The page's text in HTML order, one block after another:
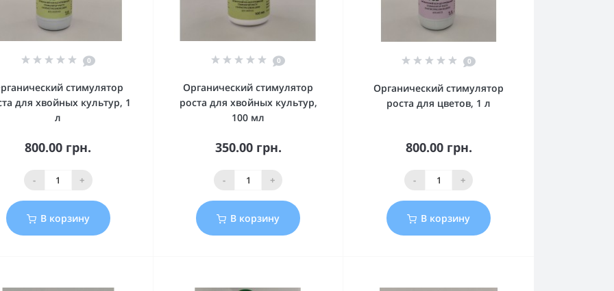
0
стимулятор
для хвойных культур, 1
л
800.00 грн.
- +
В корзину
0
Органический стимулятор
роста для хвойных культур,
100 мл
350.00 грн.
- +
В корзину
0
Органический стимулятор
роста для цветов, 1 л
800.00 грн.
- +
В корзину